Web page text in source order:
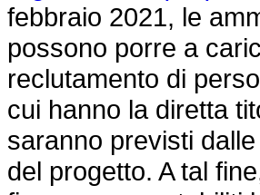
febbraio 2021, le
possono porre a
reclutamento di
cui hanno la diretta
saranno previsti
del progetto. A tal